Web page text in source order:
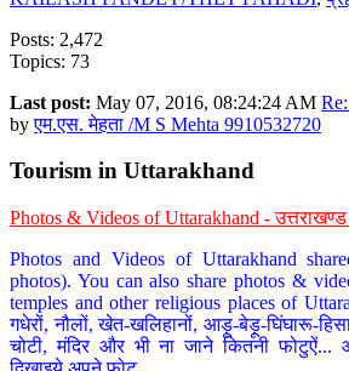
Posts: 2,472
Topics: 73
Last post: May 07, 2016, 08:24:24 AM
byएम.एस. मेहता /M S Mehta 9910532720
Tourism in Uttarakhand
Photos & Videos of Uttarakhand - उत्तराखण्ड
Photos and Videos of Uttarakhand
photos). You can also share photos &
temples and other religious places of
गधेरों, नौलों, खेत-खलिहानों, आड़ू-बेड़ू-घिंघारू-
चोटी, मंदिर और भी ना जाने कितनी